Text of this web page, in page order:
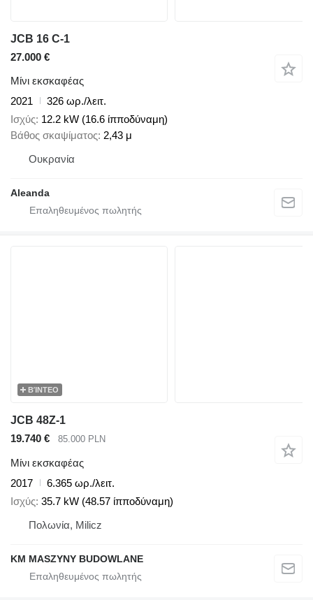
JCB 16 C-1
27.000 €
Μίνι εκσκαφέας
2021
326 ωρ./λειτ.
Ισχύς 12.2 kW (16.6 ίπποδύναμη)
Βάθος σκαψίματος 2,43 μ
Ουκρανία
Aleanda
ΒΊΝΤΕΟ
JCB 48Z-1
19.740 €
85.000 PLN
Μίνι εκσκαφέας
2017
6.365 ωρ./λειτ.
Ισχύς 35.7 kW (48.57 ίπποδύναμη)
Πολωνία, Milicz
KM MASZYNY BUDOWLANE